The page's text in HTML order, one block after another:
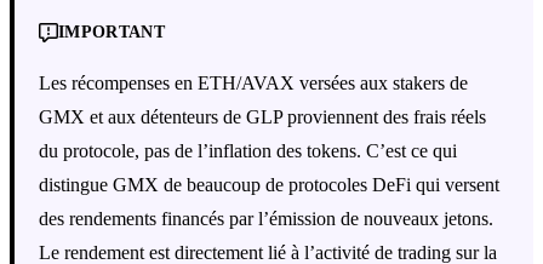
IMPORTANT
Les récompenses en ETH/AVAX versées aux stakers de
GMX et aux détenteurs de GLP proviennent des frais réels
du protocole, pas de l’inflation des tokens. C’est ce qui
distingue GMX de beaucoup de protocoles DeFi qui versent
des rendements financés par l’émission de nouveaux jetons.
Le rendement est directement lié à l’activité de trading sur la